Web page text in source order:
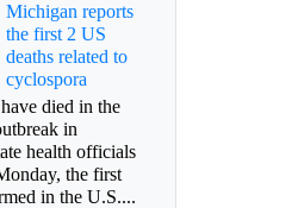
Michigan reports
the first 2 US
deaths related to
cyclospora
died in the
in
health officials
the first
in the U.S....